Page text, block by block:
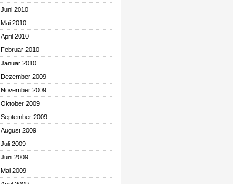
Juni 2010
Mai 2010
April 2010
Februar 2010
Januar 2010
Dezember 2009
November 2009
Oktober 2009
September 2009
August 2009
Juli 2009
Juni 2009
Mai 2009